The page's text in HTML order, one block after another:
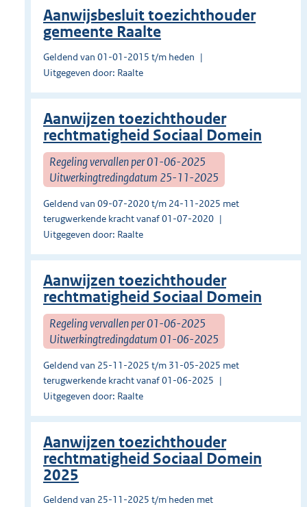
Aanwijsbesluit toezichthouder
gemeente Raalte
Geldend van 01-01-2015 t/m heden
Uitgegeven door: Raalte
Aanwijzen toezichthouder
rechtmatigheid Sociaal Domein
Regeling vervallen per 01-06-2025
Uitwerkingtredingdatum 25-11-2025
Geldend van 09-07-2020 t/m 24-11-2025 met
terugwerkende kracht vanaf 01-07-2020
Uitgegeven door: Raalte
Aanwijzen toezichthouder
rechtmatigheid Sociaal Domein
Regeling vervallen per 01-06-2025
Uitwerkingtredingdatum 01-06-2025
Geldend van 25-11-2025 t/m 31-05-2025 met
terugwerkende kracht vanaf 01-06-2025
Uitgegeven door: Raalte
Aanwijzen toezichthouder
rechtmatigheid Sociaal Domein
2025
Geldend van 25-11-2025 t/m heden met